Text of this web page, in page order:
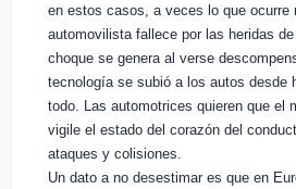
en estos casos, a veces lo que ocurre
automovilista fallece por las heridas
choque se genera al verse
tecnología se subió a los autos desde
todo. Las automotrices quieren que el
vigile el estado del corazón del
ataques y colisiones.
Un dato a no desestimar es que en